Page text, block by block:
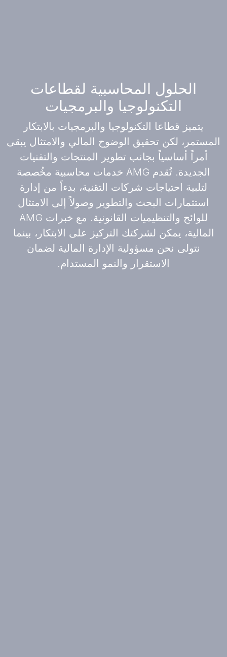
الحلول المحاسبية لقطاعات
التكنولوجيا والبرمجيات
يتميز قطاعا التكنولوجيا والبرمجيات بالابتكار
المستمر، لكن تحقيق الوضوح المالي والامتثال يبقى
أمراً أساسياً بجانب تطوير المنتجات والتقنيات
الجديدة. تُقدم AMG خدمات محاسبية مخُصصة
لتلبية احتياجات شركات التقنية، بدءاً من إدارة
استثمارات البحث والتطوير وصولاً إلى الامتثال
للوائح والتنظيميات القانونية. مع خبرات AMG
المالية، يمكن لشركتك التركيز على الابتكار، بينما
نتولى نحن مسؤولية الإدارة المالية لضمان
الاستقرار والنمو المستدام.